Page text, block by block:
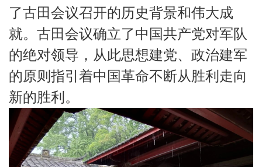
了古田会议召开的历史背景和伟大成
就。古田会议确立了中国共产党对军队
的绝对领导，从此思想建党、政治建军
的原则指引着中国革命不断从胜利走向
新的胜利。